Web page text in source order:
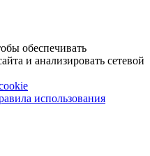
обеспечивать
и анализировать сетевой
использования